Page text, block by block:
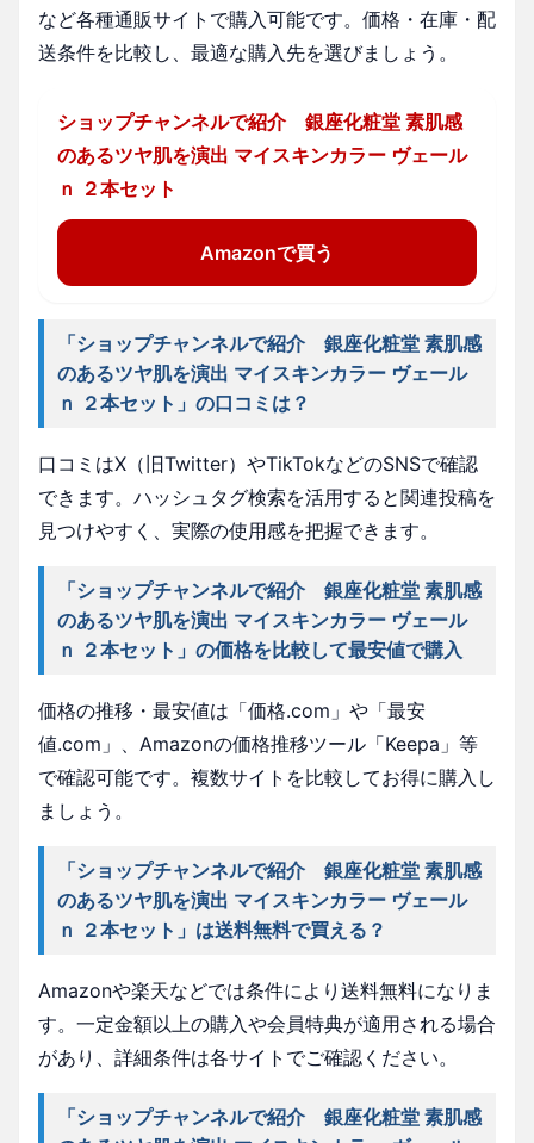
など各種通販サイトで購入可能です。価格・在庫・配
送条件を比較し、最適な購入先を選びましょう。
ショップチャンネルで紹介 銀座化粧堂 素肌感
のあるツヤ肌を演出 マイスキンカラー ヴェール
ｎ ２本セット
Amazonで買う
「ショップチャンネルで紹介 銀座化粧堂 素肌感
のあるツヤ肌を演出 マイスキンカラー ヴェール
ｎ ２本セット」の口コミは？
口コミはX（旧Twitter）やTikTokなどのSNSで確認
できます。ハッシュタグ検索を活用すると関連投稿を
見つけやすく、実際の使用感を把握できます。
「ショップチャンネルで紹介 銀座化粧堂 素肌感
のあるツヤ肌を演出 マイスキンカラー ヴェール
ｎ ２本セット」の価格を比較して最安値で購入
価格の推移・最安値は「価格.com」や「最安
値.com」、Amazonの価格推移ツール「Keepa」等
で確認可能です。複数サイトを比較してお得に購入し
ましょう。
「ショップチャンネルで紹介 銀座化粧堂 素肌感
のあるツヤ肌を演出 マイスキンカラー ヴェール
ｎ ２本セット」は送料無料で買える？
Amazonや楽天などでは条件により送料無料になりま
す。一定金額以上の購入や会員特典が適用される場合
があり、詳細条件は各サイトでご確認ください。
「ショップチャンネルで紹介 銀座化粧堂 素肌感